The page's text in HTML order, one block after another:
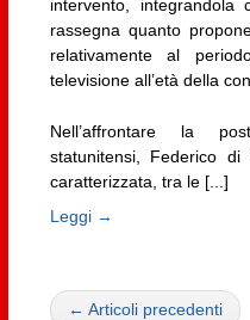
intervento,
rassegna quanto
relativamente al
televisione all’età della
Nell’affrontare la
statunitensi, Federico
caratterizzata, tra le [...]
Leggi →
← Articoli precedenti